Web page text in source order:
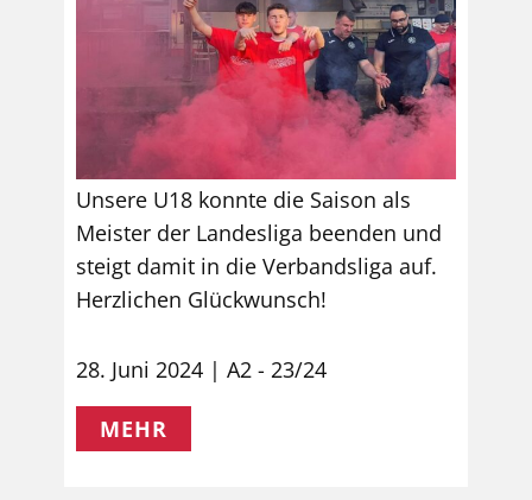
Unsere U18 konnte die Saison als
Meister der Landesliga beenden und
steigt damit in die Verbandsliga auf.
Herzlichen Glückwunsch!
28. Juni 2024 A2 - 23/24
MEHR